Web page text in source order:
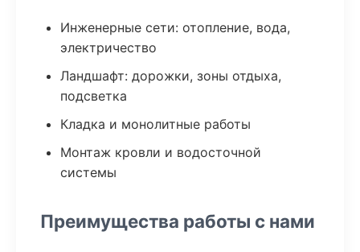
Инженерные сети: отопление, вода,
электричество
Ландшафт: дорожки, зоны отдыха,
подсветка
Кладка и монолитные работы
Монтаж кровли и водосточной
системы
Преимущества работы с нами